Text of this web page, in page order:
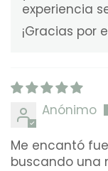
experiencia
¡Gracias por
Anónimo
Me encantó
buscando una